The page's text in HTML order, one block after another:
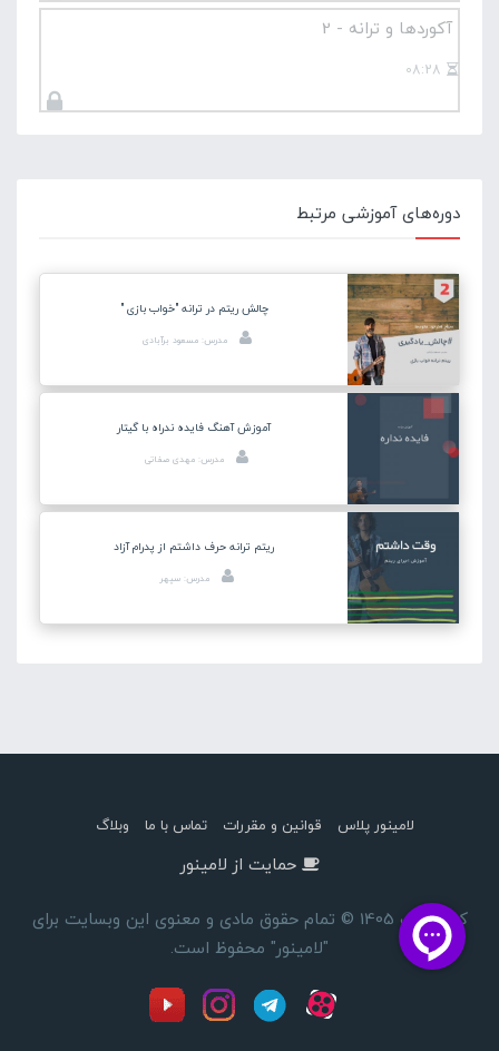
آکوردها و ترانه - 2
08:28
دوره‌های آموزشی مرتبط
چالش ریتم در ترانه "خواب بازی "
مدرس: مسعود برآبادی
آموزش آهنگ فایده ندراه با گیتار
مدرس: مهدی صفاتی
ریتم ترانه حرف داشتم از پدرام آزاد
مدرس: سپهر
لامینور پلاس قوانین و مقررات تماس با ما وبلاگ
حمایت از لامینور
کپی رایت 1405 © تمام حقوق مادی و معنوی این وبسایت برای
"لامینور" محفوظ است.